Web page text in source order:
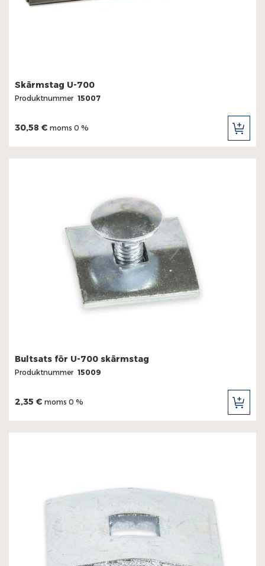
Skärmstag U-700
Produktnummer 15007
30,58 € moms 0 %
I
Bultsats för U-700 skärmstag
Produktnummer 15009
2,35 € moms 0 %
I